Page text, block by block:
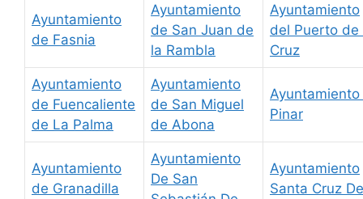
Ayuntamiento
de Fasnia
Ayuntamiento
de San Juan de
la Rambla
Ayuntamiento
del Puerto de
Cruz
Ayuntamiento
de Fuencaliente
de La Palma
Ayuntamiento
de San Miguel
de Abona
Ayuntamiento
Pinar
Ayuntamiento
de Granadilla
Ayuntamiento
De San
Ayuntamiento
Santa Cruz De